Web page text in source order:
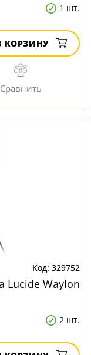
1 шт.
КОРЗИНУ
329752
Lucide Waylon
2 шт.